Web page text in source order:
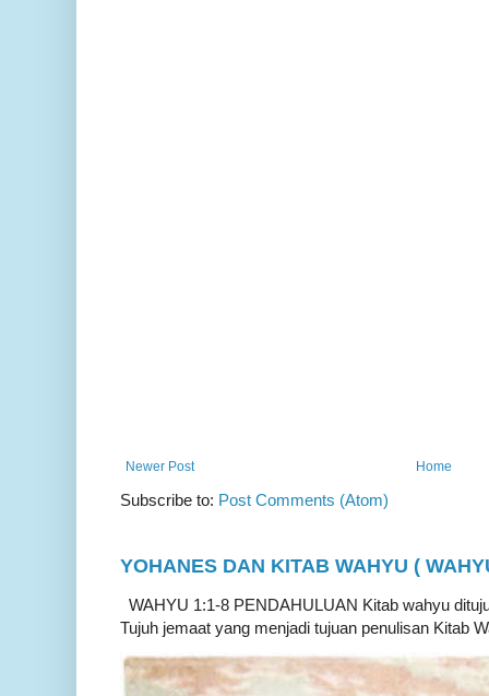
Newer Post Home
Subscribe to: Post Comments (Atom)
YOHANES DAN KITAB WAHYU (
WAHYU 1:1-8 PENDAHULUAN Kitab wahyu
Tujuh jemaat yang menjadi tujuan penulisan Kitab